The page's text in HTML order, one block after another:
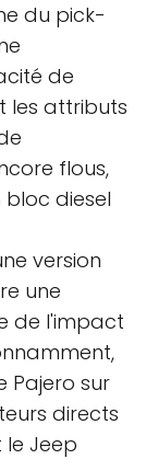
du pick-
de
les attributs
flous,
bloc diesel
version
une
de l'impact
Pajero sur
directs
le Jeep